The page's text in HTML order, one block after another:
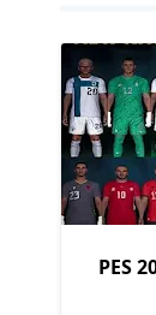
PES